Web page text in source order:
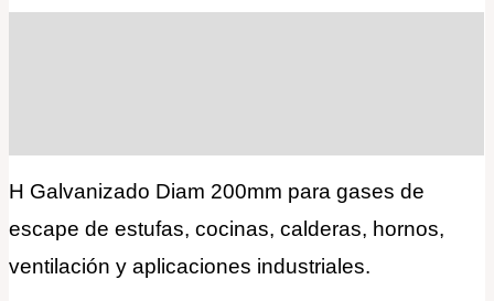
H Galvanizado Diam 200mm para gases de
escape de estufas, cocinas, calderas, hornos,
ventilación y aplicaciones industriales.